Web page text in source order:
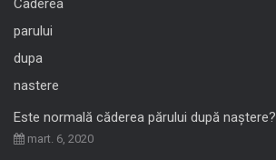
Este normală căderea părului după naștere?
mart. 6, 2020